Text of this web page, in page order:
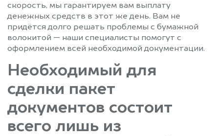
скорость, мы гарантируем вам выплату
денежных средств в этот же день. Вам не
придётся долго решать проблемы с бумажной
волокитой — наши специалисты помогут с
оформлением всей необходимой документации.
Необходимый для
сделки пакет
документов состоит
всего лишь из